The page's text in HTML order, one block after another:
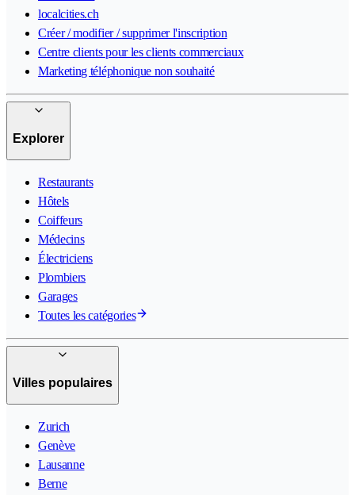
localcities.ch
Créer / modifier / supprimer l'inscription
Centre clients pour les clients commerciaux
Marketing téléphonique non souhaité
Explorer
Restaurants
Hôtels
Coiffeurs
Médecins
Électriciens
Plombiers
Garages
Toutes les catégories
Villes populaires
Zurich
Genève
Lausanne
Berne